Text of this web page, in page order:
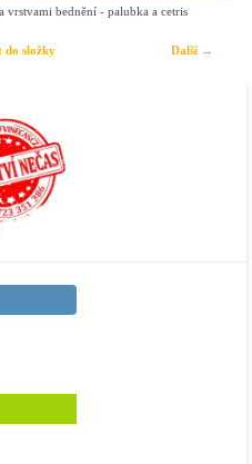
vrstvami bednění - palubka a cetris
Další →
do složky